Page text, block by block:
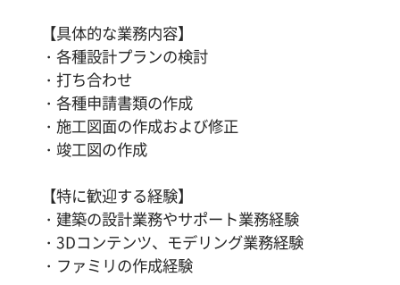
【具体的な業務内容】
・各種設計プランの検討
・打ち合わせ
・各種申請書類の作成
・施工図面の作成および修正
・竣工図の作成
【特に歓迎する経験】
・建築の設計業務やサポート業務経験
・3Dコンテンツ、モデリング業務経験
・ファミリの作成経験